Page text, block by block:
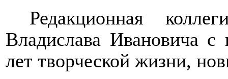
Редакционная
Владислава Ивановича
лет творческой жизни,